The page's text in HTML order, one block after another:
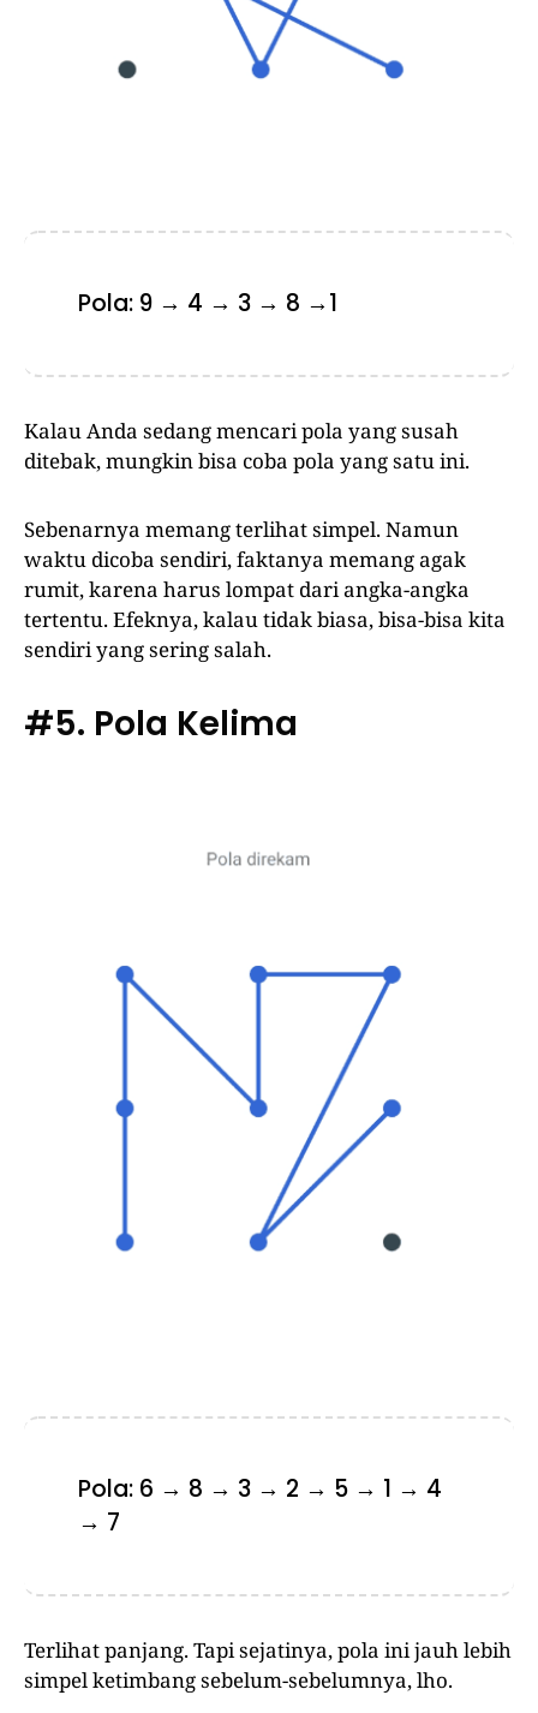
Pola: 9 → 4 → 3 → 8 →1
Kalau Anda sedang mencari pola yang susah
ditebak, mungkin bisa coba pola yang satu ini.
Sebenarnya memang terlihat simpel. Namun
waktu dicoba sendiri, faktanya memang agak
rumit, karena harus lompat dari angka-angka
tertentu. Efeknya, kalau tidak biasa, bisa-bisa kita
sendiri yang sering salah.
#5. Pola Kelima
Pola: 6 → 8 → 3 → 2 → 5 → 1 → 4
→ 7
Terlihat panjang. Tapi sejatinya, pola ini jauh lebih
simpel ketimbang sebelum-sebelumnya, lho.